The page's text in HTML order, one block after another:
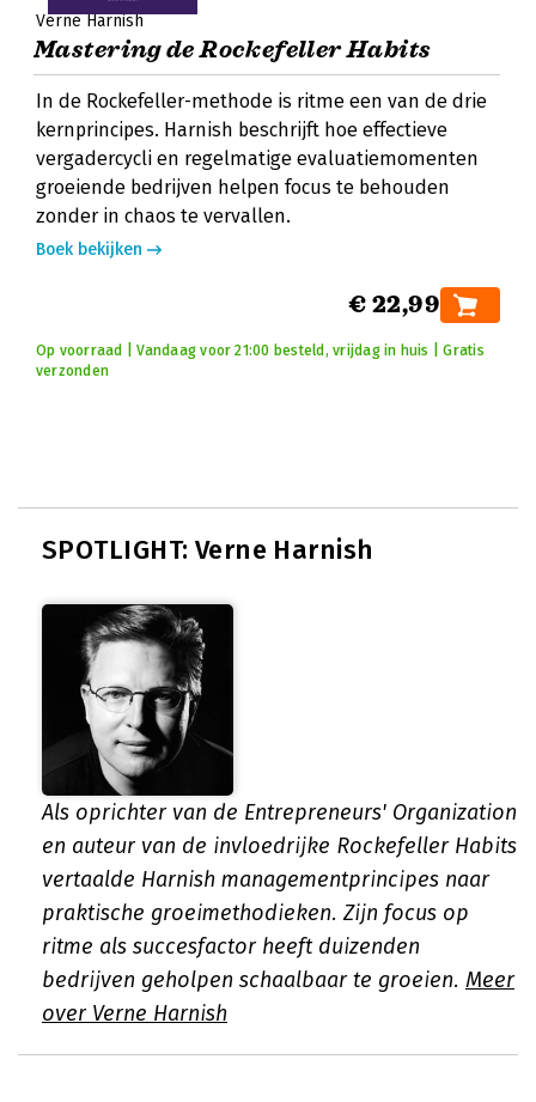
Verne Harnish
Mastering de Rockefeller Habits
In de Rockefeller-methode is ritme een van de drie
kernprincipes. Harnish beschrijft hoe effectieve
vergadercycli en regelmatige evaluatiemomenten
groeiende bedrijven helpen focus te behouden
zonder in chaos te vervallen.
Boek bekijken
€ 22,99
Op voorraad | Vandaag voor 21:00 besteld, vrijdag in huis | Gratis
verzonden
SPOTLIGHT: Verne Harnish
Als oprichter van de Entrepreneurs' Organization
en auteur van de invloedrijke Rockefeller Habits
vertaalde Harnish managementprincipes naar
praktische groeimethodieken. Zijn focus op
ritme als succesfactor heeft duizenden
bedrijven geholpen schaalbaar te groeien. Meer
over Verne Harnish